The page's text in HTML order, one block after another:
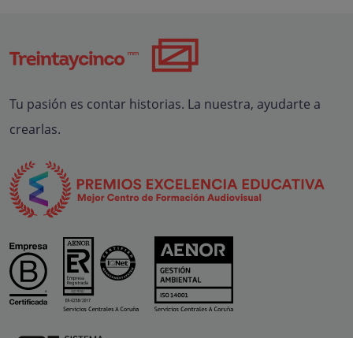
Tu pasión es contar historias. La nuestra, ayudarte a
crearlas.